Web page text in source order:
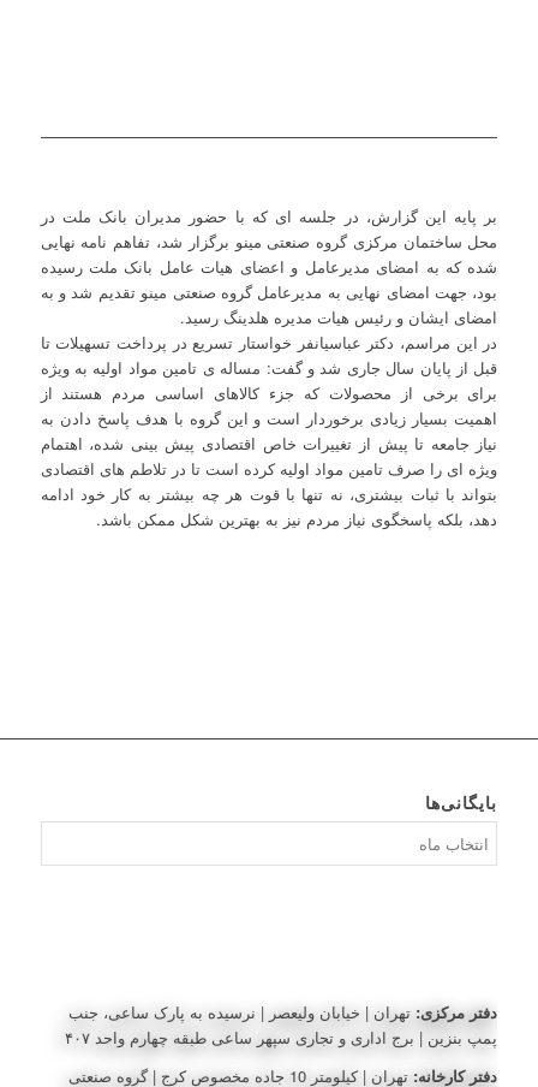
بر پایه این گزارش، در جلسه ای که با حضور مدیران بانک ملت در
محل ساختمان مرکزی گروه صنعتی مینو برگزار شد، تفاهم نامه نهایی
شده که به امضای مدیرعامل و اعضای هیات عامل بانک ملت رسیده
بود، جهت امضای نهایی به مدیرعامل گروه صنعتی مینو تقدیم شد و به
امضای ایشان و رئیس هیات مدیره هلدینگ رسید.
در این مراسم، دکتر عباسیانفر خواستار تسریع در پرداخت تسهیلات تا
قبل از پایان سال جاری شد و گفت: مساله ی تامین مواد اولیه به ویژه
برای برخی از محصولات که جزء کالاهای اساسی مردم هستند از
اهمیت بسیار زیادی برخوردار است و این گروه با هدف پاسخ دادن به
نیاز جامعه تا پیش از تغییرات خاص اقتصادی پیش بینی شده، اهتمام
ویژه ای را صرف تامین مواد اولیه کرده است تا در تلاطم های اقتصادی
بتواند با ثبات بیشتری، نه تنها با قوت هر چه بیشتر به کار خود ادامه
دهد، بلکه پاسخگوی نیاز مردم نیز به بهترین شکل ممکن باشد.
بایگانی‌ها
دفتر مرکزی: تهران | خیابان ولیعصر | نرسیده به پارک ساعی، جنب
پمپ بنزین | برج اداری و تجاری سپهر ساعی طبقه چهارم واحد ۴۰۷
دفتر کارخانه:
تهران | کیلومتر 10 جاده مخصوص کرج | گروه صنعتی